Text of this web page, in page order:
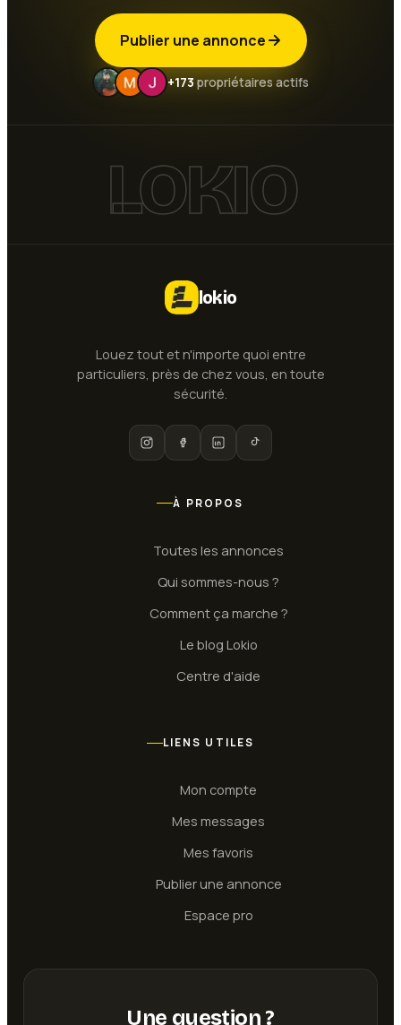
Publier une annonce
+173 propriétaires actifs
LOKIO
lokio
Louez tout et n'importe quoi entre
particuliers, près de chez vous, en toute
sécurité.
À PROPOS
Toutes les annonces
Qui sommes-nous ?
Comment ça marche ?
Le blog Lokio
Centre d'aide
LIENS UTILES
Mon compte
Mes messages
Mes favoris
Publier une annonce
Espace pro
Une question ?